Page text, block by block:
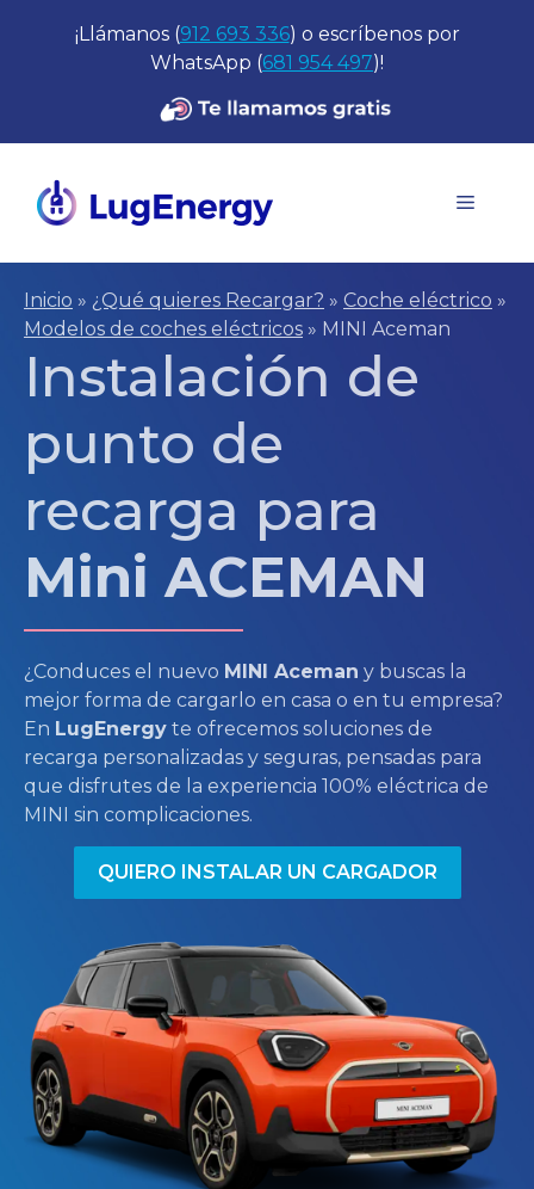
¡Llámanos (912 693 336) o escríbenos por
WhatsApp (681 954 497)!
Menú
Inicio » ¿Qué quieres Recargar? » Coche eléctrico »
Modelos de coches eléctricos » MINI Aceman
Instalación de
punto de
recarga para
Mini ACEMAN
¿Conduces el nuevo MINI Aceman y buscas la
mejor forma de cargarlo en casa o en tu empresa?
En LugEnergy te ofrecemos soluciones de
recarga personalizadas y seguras, pensadas para
que disfrutes de la experiencia 100% eléctrica de
MINI sin complicaciones.
QUIERO INSTALAR UN CARGADOR